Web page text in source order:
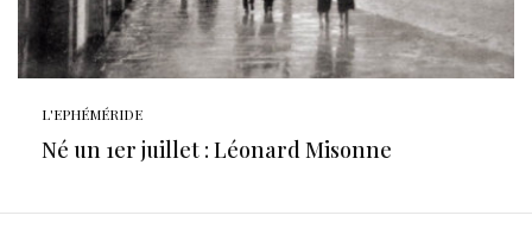
L'EPHÉMÉRIDE
Né un 1er juillet : Léonard Misonne